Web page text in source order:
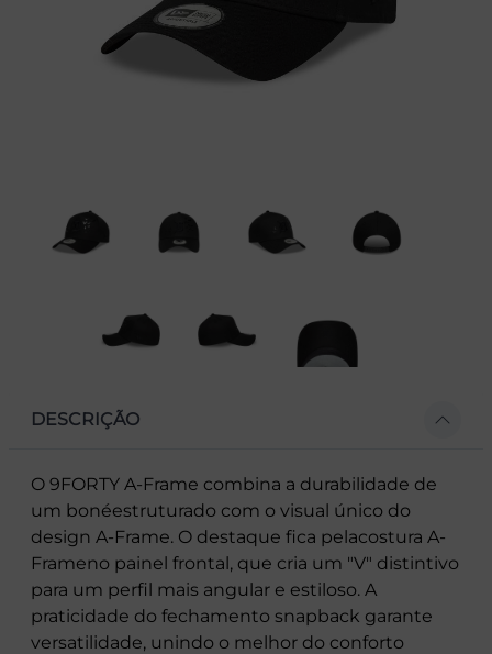
DESCRIÇÃO
O 9FORTY A-Frame combina a durabilidade de
um bonéestruturado com o visual único do
design A-Frame. O destaque fica pelacostura A-
Frameno painel frontal, que cria um "V" distintivo
para um perfil mais angular e estiloso. A
praticidade do fechamento snapback garante
versatilidade, unindo o melhor do conforto